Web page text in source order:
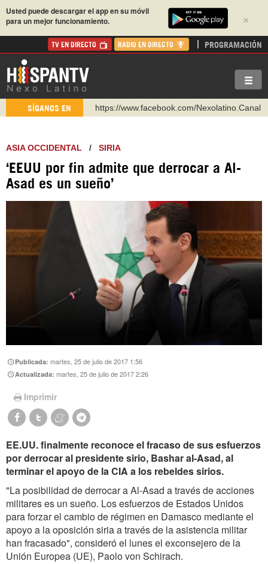
×
Usted puede descargar el app en su móvil
para un mejor funcionamiento.
TV EN DIRECTO RADIO EN DIRECTO PROGRAMACIÓN
SÍGANOS EN
https://www.facebook.com/Nexolatino.Canal
http://twitter.com/nexo_latino
https://t.me/hispantvcanal
https://urmedium.com/c/hispantv
Instagram como: hispan_tv
ASIA OCCIDENTAL / SIRIA
‘EEUU por fin admite que derrocar a Al-
Asad es un sueño’
Publicada:martes, 25 de julio de 2017 1:56
Actualizada:martes, 25 de julio de 2017 2:26
Imprimir
EE.UU. finalmente reconoce el fracaso de sus esfuerzos
por derrocar al presidente sirio, Bashar al-Asad, al
terminar el apoyo de la CIA a los rebeldes sirios.
"La posibilidad de derrocar a Al-Asad a través de acciones
militares es un sueño. Los esfuerzos de Estados Unidos
para forzar el cambio de régimen en Damasco mediante el
apoyo a la oposición siria a través de la asistencia militar
han fracasado", consideró el lunes el exconsejero de la
Unión Europea (UE), Paolo von Schirach.